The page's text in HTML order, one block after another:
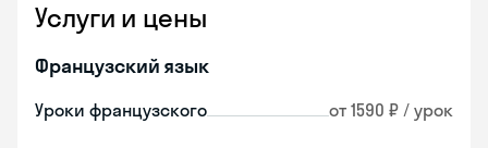
Услуги и цены
Французский язык
Уроки французского от 1590 ₽ / урок